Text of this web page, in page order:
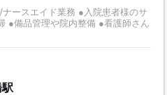
ド業務 ●入院患者様のサ
●備品管理や院内整備 ●看護師さん